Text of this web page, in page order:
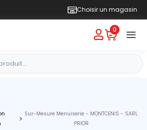
Choisir un magasin
0
Sur-Mesure Menuiserie - MONTCENIS - SARL
PRIOR